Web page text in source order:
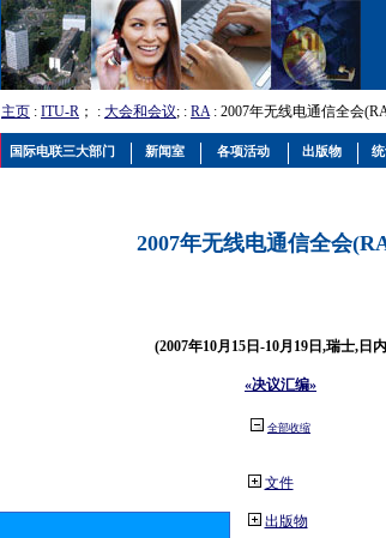
主页 : ITU-R ； : 大会和会议; : RA: 2007年无线电通信全会
2007年无线电通信全会
(2007年10月15日-10月19日,瑞士,日
«决议汇编»
全部收缩
文件
出版物
国际电联三大部门 新闻室 各项活动 出版物